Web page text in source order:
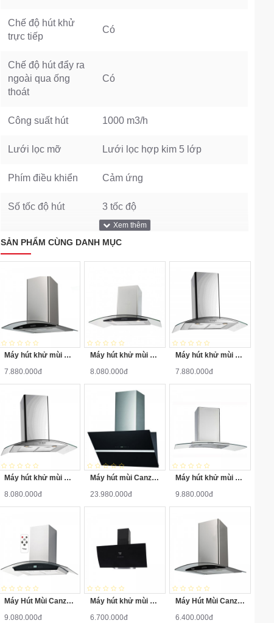
Chế độ hút khử
trực tiếp
Có
Chế độ hút đẩy ra
ngoài qua ống
thoát
Có
Công suất hút 1000 m3/h
Lưới lọc mỡ Lưới lọc hợp kim 5 lớp
Phím điều khiển Cảm ứng
Số tốc độ hút 3 tốc độ
Đèn
Độ ồn < 48 dB
Turbin đôi
Thương hiệu Canzy
Dòng điện 220V
Kích thước
mmKích thước đường thoát:
Điện năng tiêu thụ 320 W/h
SẢN PHẨM CÙNG DANH MỤC
Máy hút khử mùi Canzy CZ-70D1
7.880.000đ
Máy hút khử mùi Canzy CZ-90D1
8.080.000đ
Máy hút khử mùi Canzy CZ-70D2
7.880.000đ
Máy hút khử mùi Canzy CZ-90D2
8.080.000đ
Máy hút mùi Canzy CZ-SB08
23.980.000đ
Máy hút khử mùi Canzy CZ-A39
9.880.000đ
Máy Hút Mùi Canzy CZ-0390
9.080.000đ
Máy hút khử mùi Canzy CZ-087D
6.700.000đ
Máy Hút Mùi Canzy CZ-0470
6.400.000đ